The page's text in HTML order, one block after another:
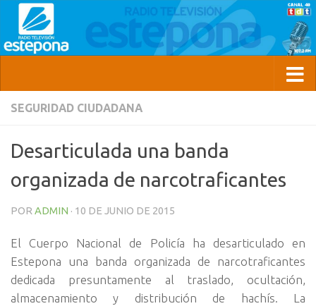
SEGURIDAD CIUDADANA
Desarticulada una banda
organizada de narcotraficantes
POR ADMIN · 10 DE JUNIO DE 2015
El Cuerpo Nacional de Policía ha desarticulado en
Estepona una banda organizada de narcotraficantes
dedicada presuntamente al traslado, ocultación,
almacenamiento y distribución de hachís. La